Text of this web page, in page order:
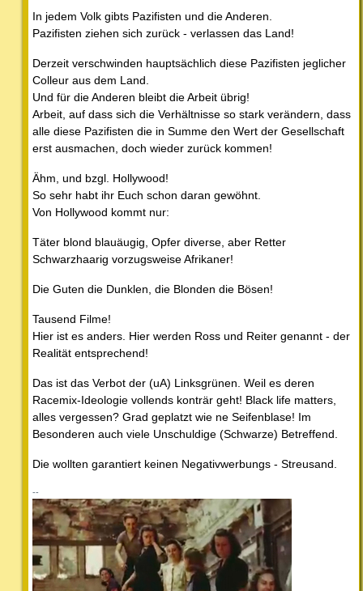
In jedem Volk gibts Pazifisten und die Anderen.
Pazifisten ziehen sich zurück - verlassen das Land!
Derzeit verschwinden hauptsächlich diese Pazifisten jeglicher
Colleur aus dem Land.
Und für die Anderen bleibt die Arbeit übrig!
Arbeit, auf dass sich die Verhältnisse so stark verändern, dass
alle diese Pazifisten die in Summe den Wert der Gesellschaft
erst ausmachen, doch wieder zurück kommen!
Ähm, und bzgl. Hollywood!
So sehr habt ihr Euch schon daran gewöhnt.
Von Hollywood kommt nur:
Täter blond blauäugig, Opfer diverse, aber Retter
Schwarzhaarig vorzugsweise Afrikaner!
Die Guten die Dunklen, die Blonden die Bösen!
Tausend Filme!
Hier ist es anders. Hier werden Ross und Reiter genannt - der
Realität entsprechend!
Das ist das Verbot der (uA) Linksgrünen. Weil es deren
Racemix-Ideologie vollends konträr geht! Black life matters,
alles vergessen? Grad geplatzt wie ne Seifenblase! Im
Besonderen auch viele Unschuldige (Schwarze) Betreffend.
Die wollten garantiert keinen Negativwerbungs - Streusand.
--